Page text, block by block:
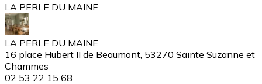
LA PERLE DU MAINE
LA PERLE DU MAINE
16 place Hubert II de Beaumont, 53270 Sainte Suzanne et
Chammes
02 53 22 15 68